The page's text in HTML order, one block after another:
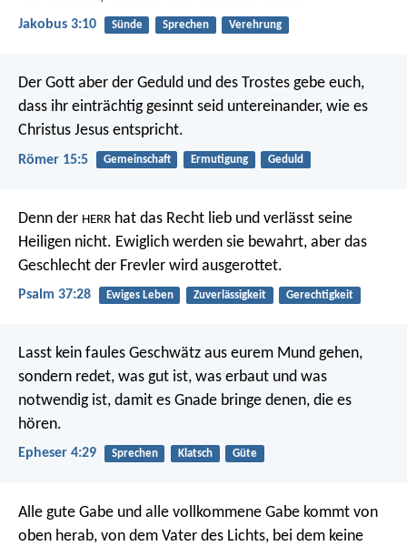
Jakobus 3:10 Sünde Sprechen Verehrung
Der Gott aber der Geduld und des Trostes gebe euch,
dass ihr einträchtig gesinnt seid untereinander, wie es
Christus Jesus entspricht.
Römer 15:5 Gemeinschaft Ermutigung Geduld
Denn der HERR hat das Recht lieb und verlässt seine
Heiligen nicht. Ewiglich werden sie bewahrt, aber das
Geschlecht der Frevler wird ausgerottet.
Psalm 37:28 Ewiges Leben Zuverlässigkeit Gerechtigkeit
Lasst kein faules Geschwätz aus eurem Mund gehen,
sondern redet, was gut ist, was erbaut und was
notwendig ist, damit es Gnade bringe denen, die es
hören.
Epheser 4:29 Sprechen Klatsch Güte
Alle gute Gabe und alle vollkommene Gabe kommt von
oben herab, von dem Vater des Lichts, bei dem keine